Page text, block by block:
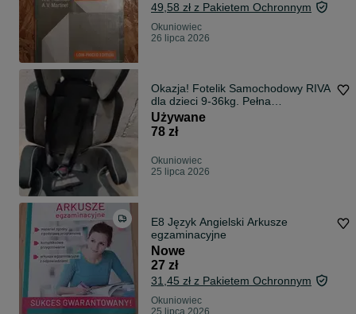
49,58 zł z Pakietem Ochronnym
Okuniowiec
26 lipca 2026
Okazja! Fotelik Samochodowy RIVA
dla dzieci 9-36kg. Pełna
Specyfikacja
Używane
78 zł
Okuniowiec
25 lipca 2026
E8 Język Angielski Arkusze
egzaminacyjne
Nowe
27 zł
31,45 zł z Pakietem Ochronnym
Okuniowiec